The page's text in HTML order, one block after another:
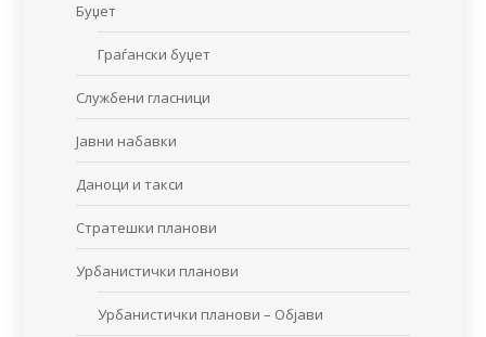
Буџет
Граѓански буџет
Службени гласници
Јавни набавки
Даноци и такси
Стратешки планови
Урбанистички планови
Урбанистички планови – Објави